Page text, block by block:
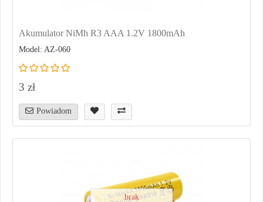
Akumulator NiMh R3 AAA 1.2V 1800mAh
Model: AZ-060
3 zł
Powiadom
brak